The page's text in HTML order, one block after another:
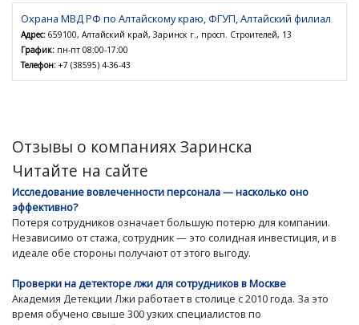
Охрана МВД РФ по Алтайскому краю, ФГУП, Алтайский филиал
Адрес: 659100, Алтайский край, Заринск г., просп. Строителей, 13
График: пн-пт 08:00-17:00
Телефон: +7 (38595) 4-36-43
Отзывы о компаниях Заринска
Читайте на сайте
Исследование вовлеченности персонала — насколько оно
эффективно?
Потеря сотрудников означает большую потерю для компании.
Независимо от стажа, сотрудник — это солидная инвестиция, и в
идеале обе стороны получают от этого выгоду.
Проверки на детекторе лжи для сотрудников в Москве
Академия Детекции Лжи работает в столице с 2010 года. За это
время обучено свыше 300 узких специалистов по